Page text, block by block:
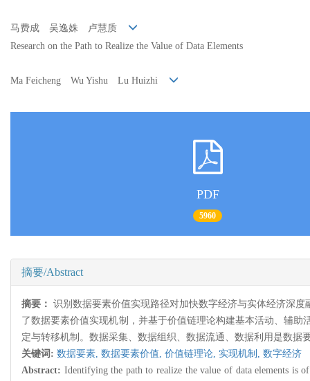
马费成 吴逸姝 卢慧质
Research on the Path to Realize the Value of Data Elements
Ma Feicheng Wu Yishu Lu Huizhi
PDF
5960
摘要/Abstract
摘要： 识别数据要素价值实现路径对加快数字经济与实体经济深
了数据要素价值实现机制，并基于价值链理论构建基本活动、辅
定与转移机制。数据采集、数据组织、数据流通、数据利用是数
关键词: 数据要素, 数据要素价值, 价值链理论, 实现机制, 数字经济
Abstract: Identifying the path to realize the value of data elements is